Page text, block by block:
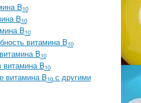
B10
B10
B10
витамина B10
B10
витамина B10
витамина B10с другими